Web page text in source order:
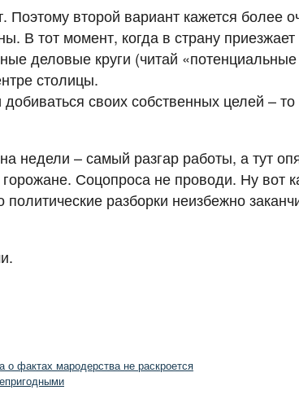
второй вариант кажется
В тот момент, когда в страну
деловые круги (читай
столицы.
своих собственных целей –
недели – самый разгар работы, а тут
Соцопроса не проводи. Ну вот
разборки неизбежно
фактах мародерства не раскроется